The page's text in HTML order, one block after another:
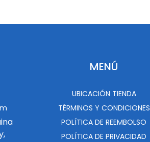
MENÚ
UBICACIÓN TIENDA
TÉRMINOS Y CONDICIONES
POLÍTICA DE REEMBOLSO
POLÍTICA DE PRIVACIDAD